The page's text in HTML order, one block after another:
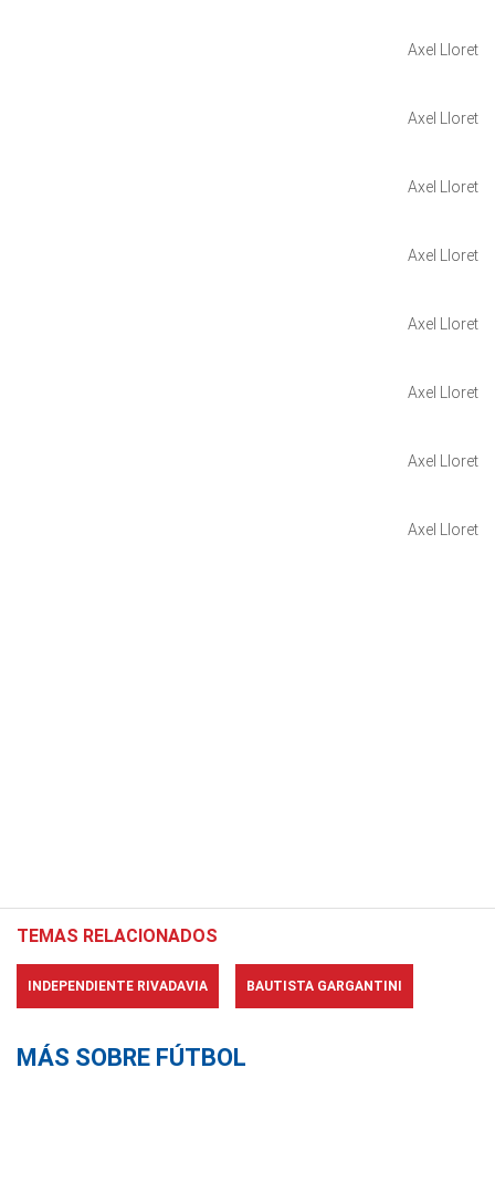
Axel Lloret
Axel Lloret
Axel Lloret
Axel Lloret
Axel Lloret
Axel Lloret
Axel Lloret
Axel Lloret
TEMAS RELACIONADOS
INDEPENDIENTE RIVADAVIA BAUTISTA GARGANTINI
MÁS SOBRE FÚTBOL